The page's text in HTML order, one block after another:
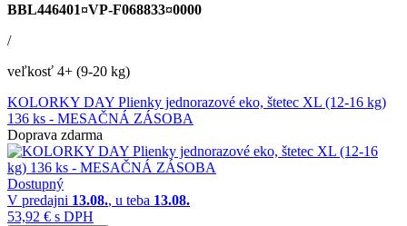
BBL446401¤VP-F068833¤0000
/
veľkosť 4+ (9-20 kg)
KOLORKY DAY Plienky jednorazové eko, štetec XL (12-16 kg)
136 ks - MESAČNÁ ZÁSOBA
Doprava zdarma
Dostupný
V predajni 13.08., u teba 13.08.
53,92 € s DPH